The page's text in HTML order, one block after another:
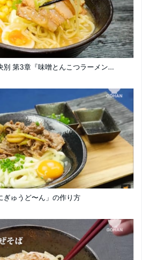
別 第3章『味噌とんこつラーメン...
ぎゅうど〜ん」の作り方